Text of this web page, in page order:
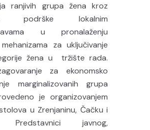
ranjivih grupa žena kroz
podrške lokalnim
u pronalaženju
za uključivanje
žena u tržište rada.
za ekonomsko
marginalizovanih grupa
je organizovanjem
u Zrenjaninu, Čačku i
Predstavnici javnog,